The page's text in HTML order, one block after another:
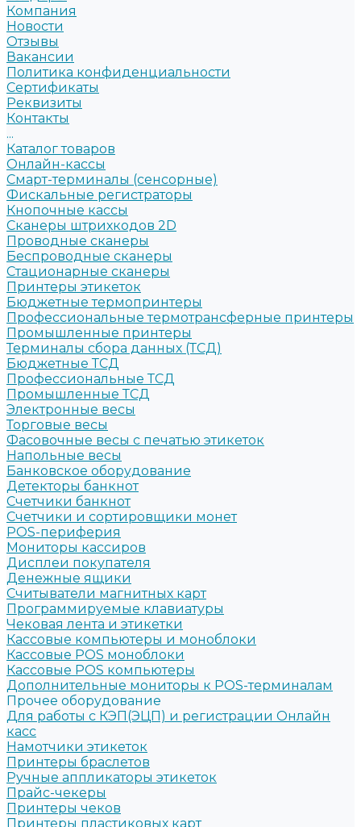
Компания
Новости
Отзывы
Вакансии
Политика конфиденциальности
Сертификаты
Реквизиты
Контакты
...
Каталог товаров
Онлайн-кассы
Смарт-терминалы (сенсорные)
Фискальные регистраторы
Кнопочные кассы
Сканеры штрихкодов 2D
Проводные сканеры
Беспроводные сканеры
Стационарные сканеры
Принтеры этикеток
Бюджетные термопринтеры
Профессиональные термотрансферные принтеры
Промышленные принтеры
Терминалы сбора данных (ТСД)
Бюджетные ТСД
Профессиональные ТСД
Промышленные ТСД
Электронные весы
Торговые весы
Фасовочные весы с печатью этикеток
Напольные весы
Банковское оборудование
Детекторы банкнот
Счетчики банкнот
Счетчики и сортировщики монет
POS-периферия
Мониторы кассиров
Дисплеи покупателя
Денежные ящики
Считыватели магнитных карт
Программируемые клавиатуры
Чековая лента и этикетки
Кассовые компьютеры и моноблоки
Кассовые POS моноблоки
Кассовые POS компьютеры
Дополнительные мониторы к POS-терминалам
Прочее оборудование
Для работы с КЭП(ЭЦП) и регистрации Онлайн
касс
Намотчики этикеток
Принтеры браслетов
Ручные аппликаторы этикеток
Прайс-чекеры
Принтеры чеков
Принтеры пластиковых карт